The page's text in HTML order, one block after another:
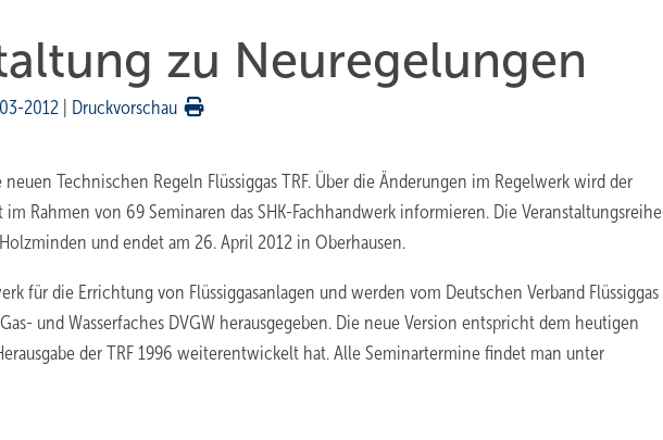
zu Neuregelungen
2012 Druckvorschau
Technischen Regeln Flüssiggas TRF. Über die Änderungen im Regelwerk wird der
im Rahmen von 69 Seminaren das SHK-Fachhandwerk informieren. Die Veranstaltungsreihe
und endet am 26. April 2012 in Oberhausen.
für die Errichtung von Flüssiggasanlagen und werden vom Deutschen Verband Flüssiggas
und Wasserfaches DVGW herausgegeben. Die neue Version entspricht dem heutigen
der TRF 1996 weiterentwickelt hat. Alle Seminartermine findet man unter